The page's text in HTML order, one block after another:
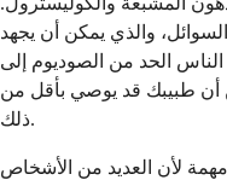
والذي يمكن أن يجهد
الحد من الصوديوم إلى
من أن طبيبك قد يوصي بأقل من
ذلك.
لأن العديد من الأشخاص